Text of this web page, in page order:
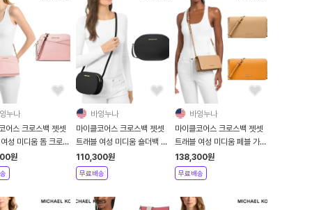
누나
어스 크로스백 젯셋
성 미디움 돔 크로스
원
바잉누나
마이클코어스 크로스백 젯셋
트래블 여성 미디움 숄더백 사
피아노 가죽 가방
110,300원
무료배송
바잉누나
마이클코어스 크로스백 젯셋
트래블 여성 미디움 페블 가죽
가방
138,300원
무료배송